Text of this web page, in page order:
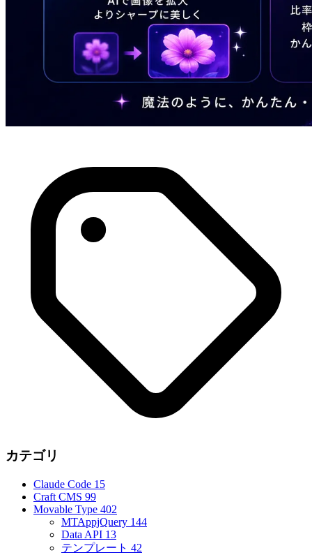
カテゴリ
Claude Code 15
Craft CMS 99
Movable Type 402
MTAppjQuery 144
Data API 13
テンプレート 42